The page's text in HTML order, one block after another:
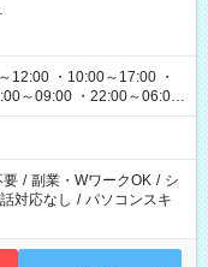
12:00 ・10:00～17:00 ・
～09:00 ・22:00～06:00
要 / 副業・WワークOK / シ
対応なし / パソコンスキ